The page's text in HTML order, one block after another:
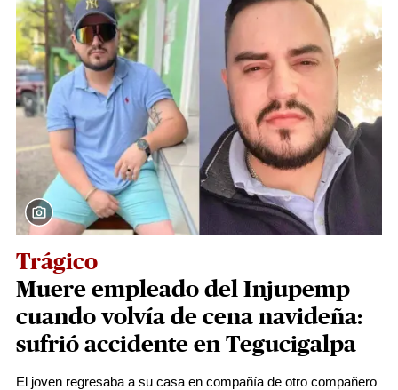
Trágico
Muere empleado del Injupemp
cuando volvía de cena navideña:
sufrió accidente en Tegucigalpa
El joven regresaba a su casa en compañía de otro compañero